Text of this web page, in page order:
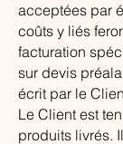
acceptées par
coûts y liés
facturation
sur devis
écrit par le
Le Client est
produits livrés.